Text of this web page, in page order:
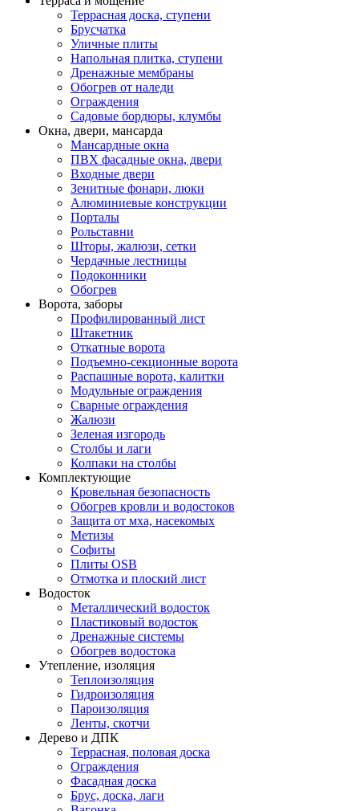
Террасная доска, ступени
Брусчатка
Уличные плиты
Напольная плитка, ступени
Дренажные мембраны
Обогрев от наледи
Ограждения
Садовые бордюры, клумбы
Окна, двери, мансарда
Мансардные окна
ПВХ фасадные окна, двери
Входные двери
Зенитные фонари, люки
Алюминиевые конструкции
Порталы
Рольставни
Шторы, жалюзи, сетки
Чердачные лестницы
Подоконники
Обогрев
Ворота, заборы
Профилированный лист
Штакетник
Откатные ворота
Подъемно-секционные ворота
Распашные ворота, калитки
Модульные ограждения
Сварные ограждения
Жалюзи
Зеленая изгородь
Столбы и лаги
Колпаки на столбы
Комплектующие
Кровельная безопасность
Обогрев кровли и водостоков
Защита от мха, насекомых
Метизы
Софиты
Плиты OSB
Отмотка и плоский лист
Водосток
Металлический водосток
Пластиковый водосток
Дренажные системы
Обогрев водостока
Утепление, изоляция
Теплоизоляция
Гидроизоляция
Пароизоляция
Ленты, скотчи
Дерево и ДПК
Террасная, половая доска
Ограждения
Фасадная доска
Брус, доска, лаги